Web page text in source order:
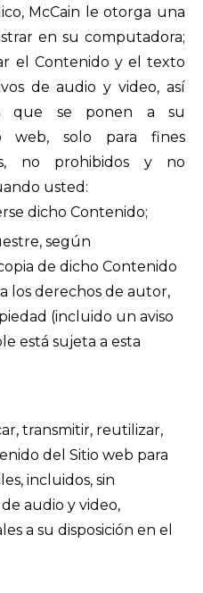
McCain le otorga una
en su computadora;
el Contenido y el texto
de audio y video, así
que se ponen a su
web, solo para fines
no prohibidos y no
usted:
dicho Contenido;
según
de dicho Contenido
los derechos de autor,
(incluido un aviso
está sujeta a esta
transmitir, reutilizar,
del Sitio web para
incluidos, sin
audio y video,
a su disposición en el